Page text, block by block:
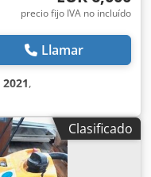
precio fijo IVA no incluído
Llamar
2021,
Clasificado